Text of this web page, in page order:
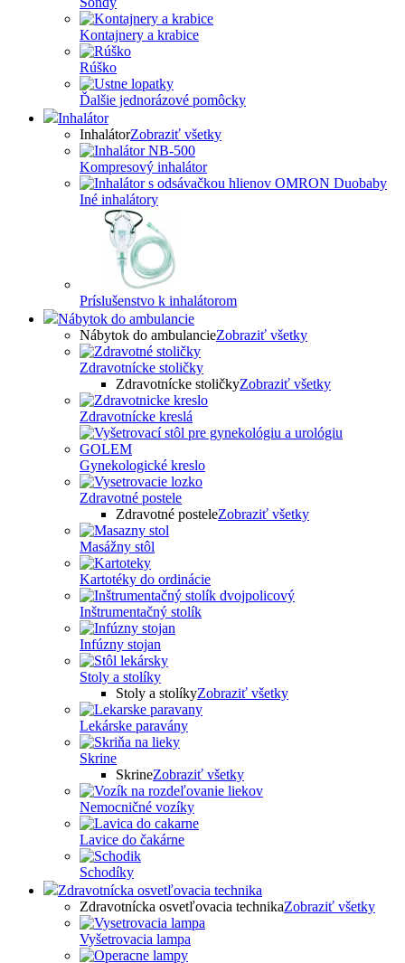
Kontajnery a krabice
Rúško
Ďalšie jednorázové pomôcky
Inhalátor
InhalátorZobraziť všetky
Kompresový inhalátor
Iné inhalátory
Príslušenstvo k inhalátorom
Nábytok do ambulancie
Nábytok do ambulancieZobraziť všetky
Zdravotnícke stoličky
Zdravotnícke stoličkyZobraziť všetky
Zdravotnícke kreslá
Gynekologické kreslo
Zdravotné postele
Zdravotné posteleZobraziť všetky
Masážny stôl
Kartotéky do ordinácie
Inštrumentačný stolík
Infúzny stojan
Stoly a stolíky
Stoly a stolíkyZobraziť všetky
Lekárske paravány
Skrine
SkrineZobraziť všetky
Nemocničné vozíky
Lavice do čakárne
Schodíky
Zdravotnícka osvetľovacia technika
Zdravotnícka osvetľovacia technikaZobraziť všetky
Vyšetrovacia lampa